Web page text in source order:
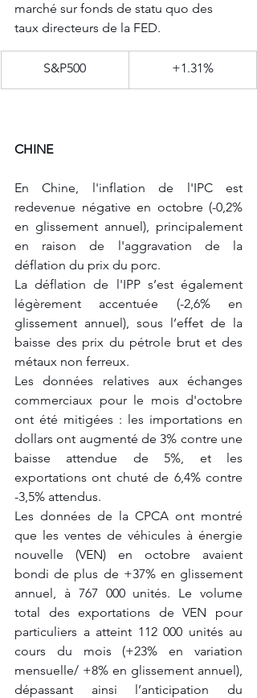
marché sur fonds de statu quo des
taux directeurs de la FED.
​S&P500 +1.31%
CHINE
En Chine, l'inflation de l'IPC est
redevenue négative en octobre (-0,2%
en glissement annuel), principalement
en raison de l'aggravation de la
déflation du prix du porc.
La déflation de l'IPP s’est également
légèrement accentuée (-2,6% en
glissement annuel), sous l’effet de la
baisse des prix du pétrole brut et des
métaux non ferreux.
Les données relatives aux échanges
commerciaux pour le mois d'octobre
ont été mitigées : les importations en
dollars ont augmenté de 3% contre une
baisse attendue de 5%, et les
exportations ont chuté de 6,4% contre
-3,5% attendus.
Les données de la CPCA ont montré
que les ventes de véhicules à énergie
nouvelle (VEN) en octobre avaient
bondi de plus de +37% en glissement
annuel, à 767 000 unités. Le volume
total des exportations de VEN pour
particuliers a atteint 112 000 unités au
cours du mois (+23% en variation
mensuelle/ +8% en glissement annuel),
dépassant ainsi l’anticipation du